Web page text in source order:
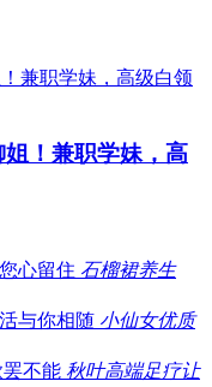
！兼职学妹，高
石榴裙养生
小仙女优质
秋叶高端足疗让